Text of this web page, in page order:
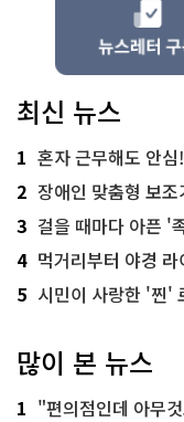
최신 뉴스
1 혼자 근무해도 안
2 장애인 맞춤형 보조
3 걸을 때마다 아픈 '족
4 먹거리부터 야경
5 시민이 사랑한 '찐'
많이 본 뉴스
1 "편의점인데 아무것도